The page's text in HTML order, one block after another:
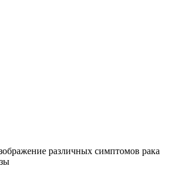
различных симптомов рака